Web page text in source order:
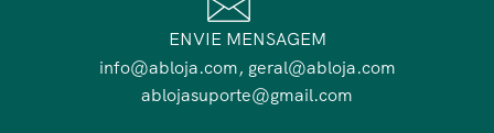
ENVIE MENSAGEM
info@abloja.com, geral@abloja.com
ablojasuporte@gmail.com